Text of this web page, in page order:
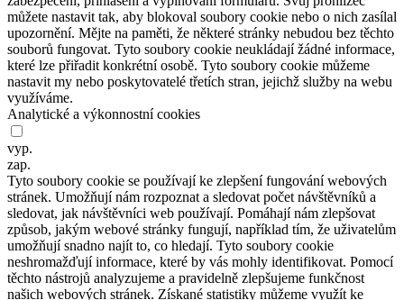
můžete nastavit tak, aby blokoval soubory cookie nebo o nich zasílal
upozornění. Mějte na paměti, že některé stránky nebudou bez těchto
souborů fungovat. Tyto soubory cookie neukládají žádné informace,
které lze přiřadit konkrétní osobě. Tyto soubory cookie můžeme
nastavit my nebo poskytovatelé třetích stran, jejichž služby na webu
využíváme.
Analytické a výkonnostní cookies
vyp.
zap.
Tyto soubory cookie se používají ke zlepšení fungování webových
stránek. Umožňují nám rozpoznat a sledovat počet návštěvníků a
sledovat, jak návštěvníci web používají. Pomáhají nám zlepšovat
způsob, jakým webové stránky fungují, například tím, že uživatelům
umožňují snadno najít to, co hledají. Tyto soubory cookie
neshromažďují informace, které by vás mohly identifikovat. Pomocí
těchto nástrojů analyzujeme a pravidelně zlepšujeme funkčnost
našich webových stránek. Získané statistiky můžeme využít ke